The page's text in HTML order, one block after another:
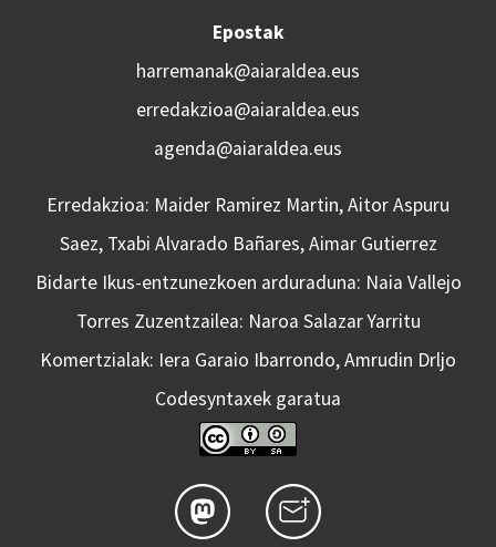
Epostak
harremanak@aiaraldea.eus
erredakzioa@aiaraldea.eus
agenda@aiaraldea.eus
Erredakzioa: Maider Ramirez Martin, Aitor Aspuru
Saez, Txabi Alvarado Bañares, Aimar Gutierrez
Bidarte Ikus-entzunezkoen arduraduna: Naia Vallejo
Torres Zuzentzailea: Naroa Salazar Yarritu
Komertzialak: Iera Garaio Ibarrondo, Amrudin Drljo
Codesyntaxek garatua